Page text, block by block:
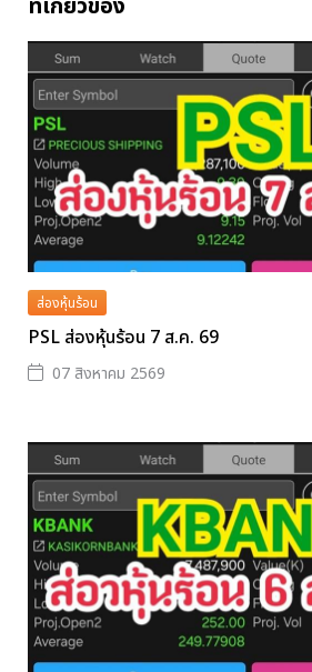
ส่องหุ้นร้อน
PSL ส่องหุ้นร้อน 7 ส.ค. 69
07 สิงหาคม 2569